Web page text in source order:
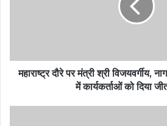
महाराष्ट्र दौरे पर मंत्री श्री विजयवर्गीय,
में कार्यकर्ताओं को दिया